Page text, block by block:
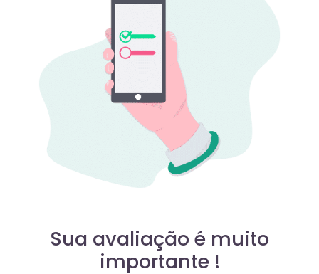
Sua avaliação é muito
importante !